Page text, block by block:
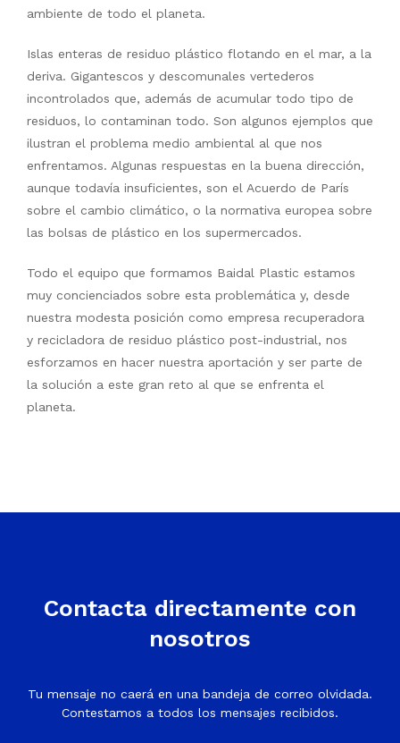
ambiente de todo el planeta.
Islas enteras de residuo plástico flotando en el mar, a la
deriva. Gigantescos y descomunales vertederos
incontrolados que, además de acumular todo tipo de
residuos, lo contaminan todo. Son algunos ejemplos que
ilustran el problema medio ambiental al que nos
enfrentamos. Algunas respuestas en la buena dirección,
aunque todavía insuficientes, son el Acuerdo de París
sobre el cambio climático, o la normativa europea sobre
las bolsas de plástico en los supermercados.
Todo el equipo que formamos Baidal Plastic estamos
muy concienciados sobre esta problemática y, desde
nuestra modesta posición como empresa recuperadora
y recicladora de residuo plástico post-industrial, nos
esforzamos en hacer nuestra aportación y ser parte de
la solución a este gran reto al que se enfrenta el
planeta.
Contacta directamente con
nosotros
Tu mensaje no caerá en una bandeja de correo olvidada.
Contestamos a todos los mensajes recibidos.